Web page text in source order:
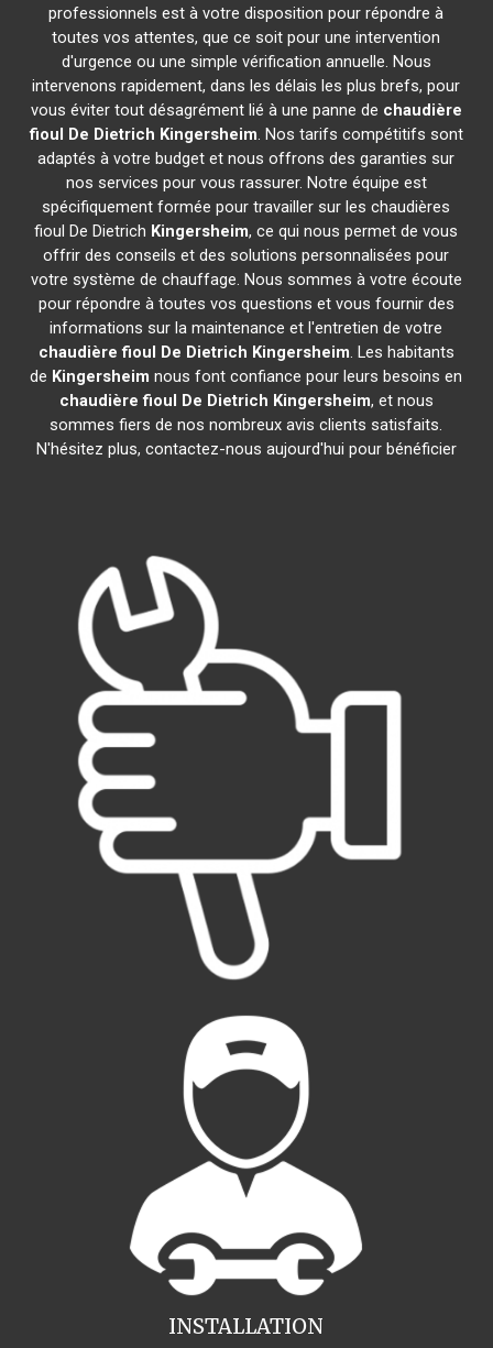
professionnels est à votre disposition pour répondre à
toutes vos attentes, que ce soit pour une intervention
d'urgence ou une simple vérification annuelle. Nous
intervenons rapidement, dans les délais les plus brefs, pour
vous éviter tout désagrément lié à une panne de chaudière
fioul De Dietrich Kingersheim. Nos tarifs compétitifs sont
adaptés à votre budget et nous offrons des garanties sur
nos services pour vous rassurer. Notre équipe est
spécifiquement formée pour travailler sur les chaudières
fioul De Dietrich Kingersheim, ce qui nous permet de vous
offrir des conseils et des solutions personnalisées pour
votre système de chauffage. Nous sommes à votre écoute
pour répondre à toutes vos questions et vous fournir des
informations sur la maintenance et l'entretien de votre
chaudière fioul De Dietrich Kingersheim. Les habitants
de Kingersheim nous font confiance pour leurs besoins en
chaudière fioul De Dietrich Kingersheim, et nous
sommes fiers de nos nombreux avis clients satisfaits.
N'hésitez plus, contactez-nous aujourd'hui pour bénéficier
INSTALLATION